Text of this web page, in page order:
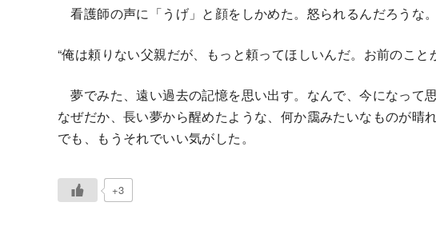
看護師の声に「うげ」と顔をしかめた。怒られるんだろうな。
“俺は頼りない父親だが、もっと頼ってほしいんだ。お前のこと
夢でみた、遠い過去の記憶を思い出す。なんで、今になって
なぜだか、長い夢から醒めたような、何か靄みたいなものが晴
でも、もうそれでいい気がした。
+3